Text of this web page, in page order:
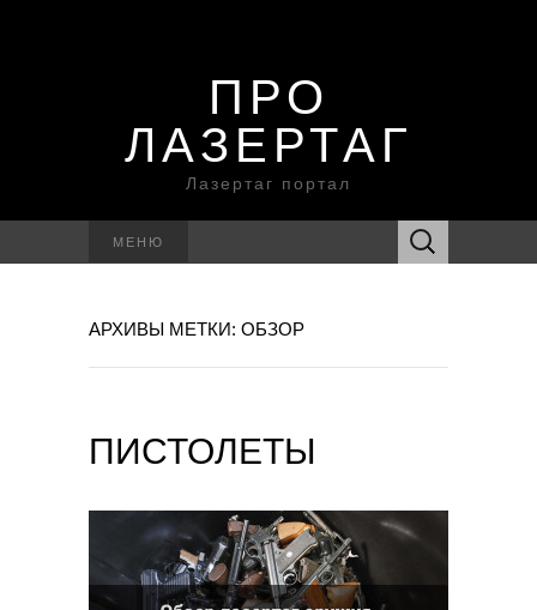
ПРО
ЛАЗЕРТАГ
Лазертаг портал
МЕНЮ Найти:
АРХИВЫ МЕТКИ: ОБЗОР
ПИСТОЛЕТЫ